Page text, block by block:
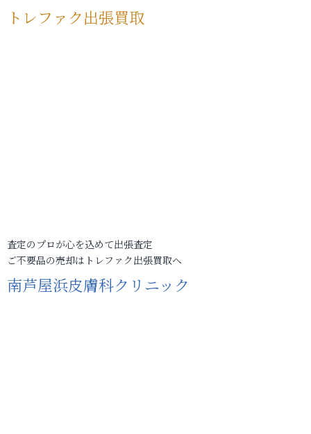
トレファク出張買取
査定のプロが心を込めて出張査定
ご不要品の売却はトレファク出張買取へ
南芦屋浜皮膚科クリニック